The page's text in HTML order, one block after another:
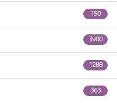
190
3900
1288
363